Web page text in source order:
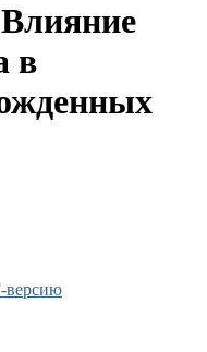
в
версию